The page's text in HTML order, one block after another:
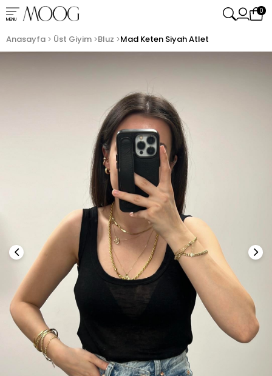
MENU
0
Anasayfa Üst Giyim Bluz Mad Keten Siyah Atlet